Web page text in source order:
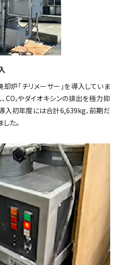
炉「チリメーサー」を導入していま
CO₂やダイオキシンの排出を極力抑
入初年度には合計6,639kg、前期だ
た。